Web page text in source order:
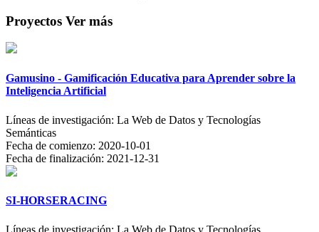
Proyectos Ver más
Gamusino - Gamificación Educativa para Aprender sobre la
Inteligencia Artificial
Líneas de investigación: La Web de Datos y Tecnologías
Semánticas
Fecha de comienzo: 2020-10-01
Fecha de finalización: 2021-12-31
SI-HORSERACING